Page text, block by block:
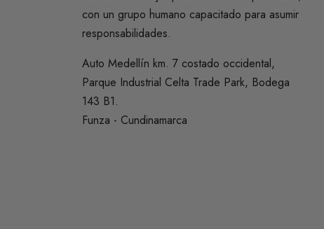
con un grupo humano capacitado para asumir
responsabilidades.
Auto Medellín km. 7 costado occidental,
Parque Industrial Celta Trade Park, Bodega
143 B1.
Funza - Cundinamarca